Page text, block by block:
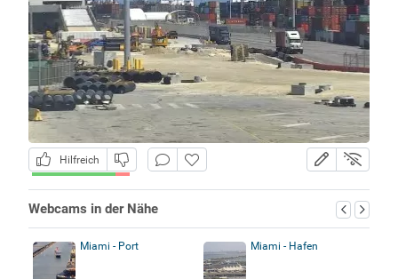
Hilfreich
Webcams in der Nähe
Miami - Port Miami - Hafen